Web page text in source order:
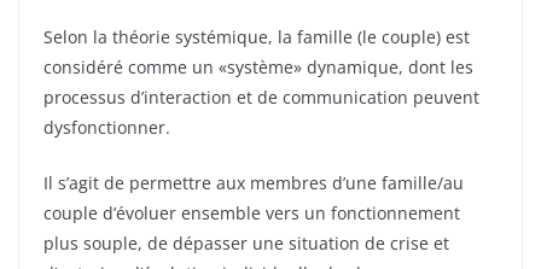
Selon la théorie systémique, la famille (le couple) est
considéré comme un «système» dynamique, dont les
processus d’interaction et de communication peuvent
dysfonctionner.
Il s’agit de permettre aux membres d’une famille/au
couple d’évoluer ensemble vers un fonctionnement
plus souple, de dépasser une situation de crise et